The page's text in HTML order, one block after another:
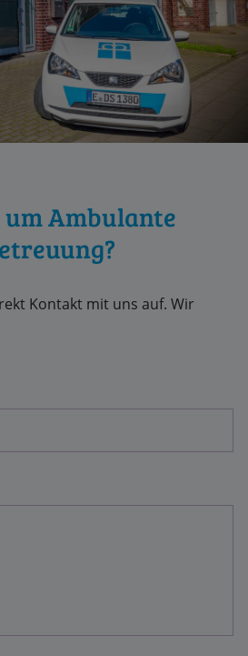
Ambulante
Kontakt mit uns auf. Wir